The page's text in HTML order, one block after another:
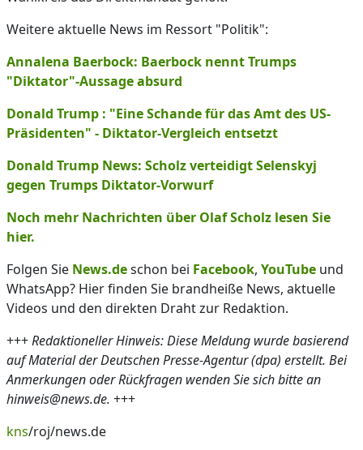
Weitere aktuelle News im Ressort "Politik":
Annalena Baerbock: Baerbock nennt Trumps
"Diktator"-Aussage absurd
Donald Trump : "Eine Schande für das Amt des US-
Präsidenten" - Diktator-Vergleich entsetzt
Donald Trump News: Scholz verteidigt Selenskyj
gegen Trumps Diktator-Vorwurf
Noch mehr Nachrichten über Olaf Scholz lesen Sie
hier.
Folgen Sie News.deschon bei Facebook, YouTube und
WhatsApp? Hier finden Sie brandheiße News, aktuelle
Videos und den direkten Draht zur Redaktion.
+++Redaktioneller Hinweis: Diese Meldung wurde basierend
auf Material der Deutschen Presse-Agentur (dpa) erstellt. Bei
Anmerkungen oder Rückfragen wenden Sie sich bitte an
hinweis@news.de. +++
kns/roj/news.de